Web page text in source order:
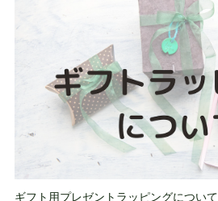
ギフト用プレゼントラッピングについて